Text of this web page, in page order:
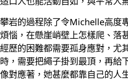
攀岩的過程除了令Michelle高度
煩惱，在懸崖峭壁上怎樣爬、落
經歷的困難都需要孤身應對，尤
時，需要把繩子掛到最頂，再給
像對應著，她甚麼都靠自己的人